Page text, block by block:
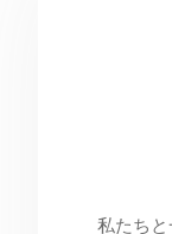
私たちと